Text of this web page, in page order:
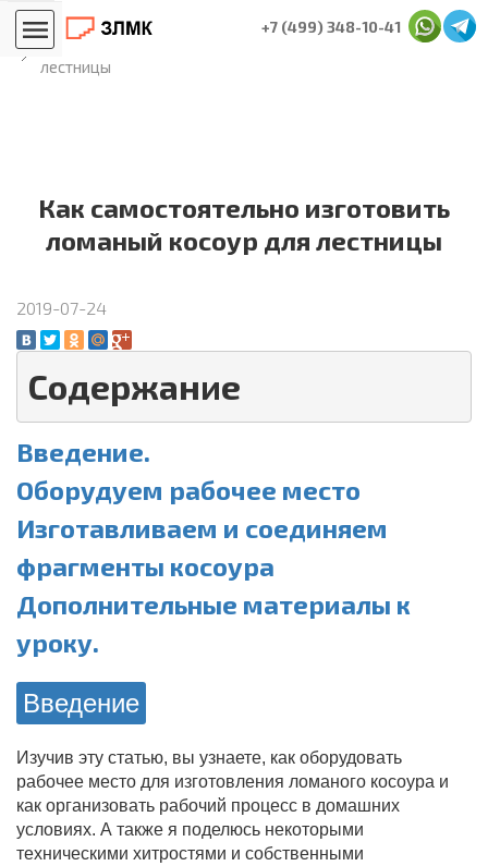
+7 (499) 348-10-41
Главная
Блог лестничников
Как самостоятельно изготовить ломаный косоур для
лестницы
Как самостоятельно изготовить
ломаный косоур для лестницы
2019-07-24
Содержание
Введение.
Оборудуем рабочее место
Изготавливаем и соединяем
фрагменты косоура
Дополнительные материалы к
уроку.
Введение
Изучив эту статью, вы узнаете, как оборудовать
рабочее место для изготовления ломаного косоура и
как организовать рабочий процесс в домашних
условиях. А также я поделюсь некоторыми
техническими хитростями и собственными